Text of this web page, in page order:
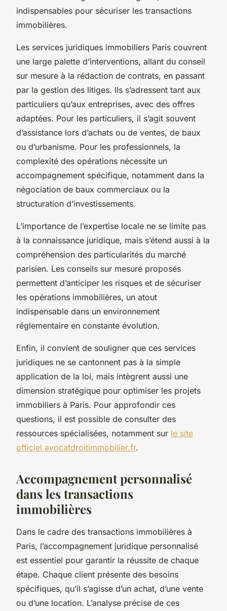
indispensables pour sécuriser les transactions
immobilières.
Les services juridiques immobiliers Paris couvrent
une large palette d’interventions, allant du conseil
sur mesure à la rédaction de contrats, en passant
par la gestion des litiges. Ils s’adressent tant aux
particuliers qu’aux entreprises, avec des offres
adaptées. Pour les particuliers, il s’agit souvent
d’assistance lors d’achats ou de ventes, de baux
ou d’urbanisme. Pour les professionnels, la
complexité des opérations nécessite un
accompagnement spécifique, notamment dans la
négociation de baux commerciaux ou la
structuration d’investissements.
L’importance de l’expertise locale ne se limite pas
à la connaissance juridique, mais s’étend aussi à la
compréhension des particularités du marché
parisien. Les conseils sur mesure proposés
permettent d’anticiper les risques et de sécuriser
les opérations immobilières, un atout
indispensable dans un environnement
réglementaire en constante évolution.
Enfin, il convient de souligner que ces services
juridiques ne se cantonnent pas à la simple
application de la loi, mais intègrent aussi une
dimension stratégique pour optimiser les projets
immobiliers à Paris. Pour approfondir ces
questions, il est possible de consulter des
ressources spécialisées, notamment sur le site
officiel avocatdroitimmobilier.fr.
Accompagnement personnalisé
dans les transactions
immobilières
Dans le cadre des transactions immobilières à
Paris, l’accompagnement juridique personnalisé
est essentiel pour garantir la réussite de chaque
étape. Chaque client présente des besoins
spécifiques, qu’il s’agisse d’un achat, d’une vente
ou d’une location. L’analyse précise de ces